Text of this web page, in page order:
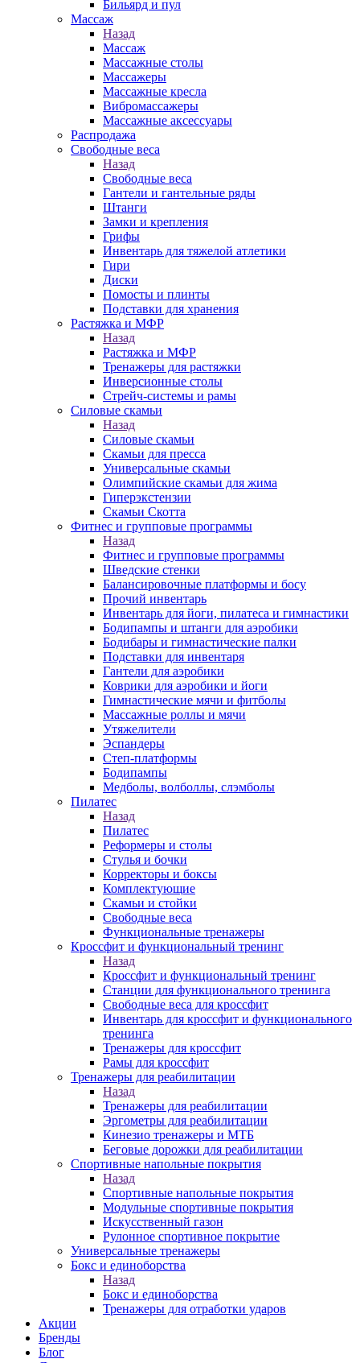
Бильярд и пул
Массаж
Назад
Массаж
Массажные столы
Массажеры
Массажные кресла
Вибромассажеры
Массажные аксессуары
Распродажа
Свободные веса
Назад
Свободные веса
Гантели и гантельные ряды
Штанги
Замки и крепления
Грифы
Инвентарь для тяжелой атлетики
Гири
Диски
Помосты и плинты
Подставки для хранения
Растяжка и МФР
Назад
Растяжка и МФР
Тренажеры для растяжки
Инверсионные столы
Стрейч-системы и рамы
Силовые скамьи
Назад
Силовые скамьи
Скамьи для пресса
Универсальные скамьи
Олимпийские скамьи для жима
Гиперэкстензии
Скамьи Скотта
Фитнес и групповые программы
Назад
Фитнес и групповые программы
Шведские стенки
Балансировочные платформы и босу
Прочий инвентарь
Инвентарь для йоги, пилатеса и гимнастики
Бодипампы и штанги для аэробики
Бодибары и гимнастические палки
Подставки для инвентаря
Гантели для аэробики
Коврики для аэробики и йоги
Гимнастические мячи и фитболы
Массажные роллы и мячи
Утяжелители
Эспандеры
Степ-платформы
Бодипампы
Медболы, волболлы, слэмболы
Пилатес
Назад
Пилатес
Реформеры и столы
Стулья и бочки
Корректоры и боксы
Комплектующие
Скамьи и стойки
Свободные веса
Функциональные тренажеры
Кроссфит и функциональный тренинг
Назад
Кроссфит и функциональный тренинг
Станции для функционального тренинга
Свободные веса для кроссфит
Инвентарь для кроссфит и функционального
тренинга
Тренажеры для кроссфит
Рамы для кроссфит
Тренажеры для реабилитации
Назад
Тренажеры для реабилитации
Эргометры для реабилитации
Кинезио тренажеры и МТБ
Беговые дорожки для реабилитации
Спортивные напольные покрытия
Назад
Спортивные напольные покрытия
Модульные спортивные покрытия
Искусственный газон
Рулонное спортивное покрытие
Универсальные тренажеры
Бокс и единоборства
Назад
Бокс и единоборства
Тренажеры для отработки ударов
Акции
Бренды
Блог